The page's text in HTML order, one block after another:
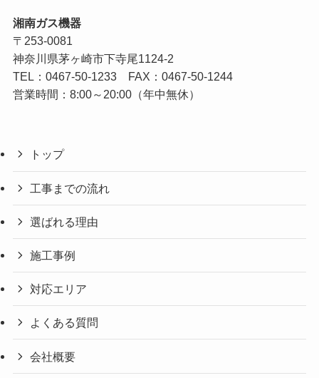
湘南ガス機器
〒253-0081
神奈川県茅ヶ崎市下寺尾1124-2
TEL： 0467-50-1233FAX：0467-50-1244
営業時間：8:00～20:00（年中無休）
トップ
工事までの流れ
選ばれる理由
施工事例
対応エリア
よくある質問
会社概要